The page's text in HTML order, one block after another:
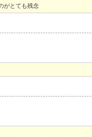
がとても残念